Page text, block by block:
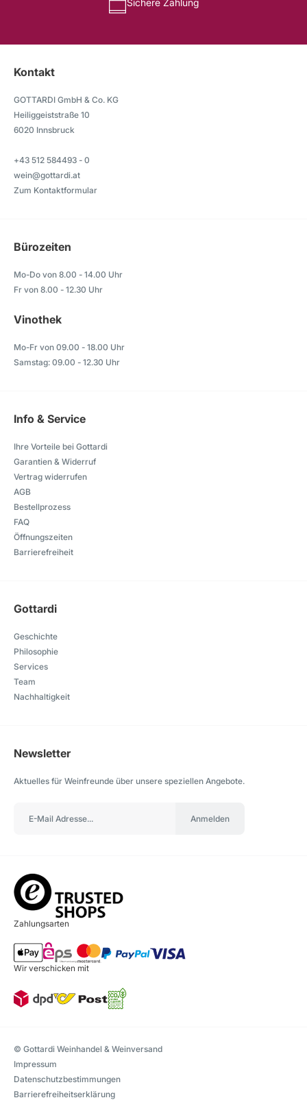
Kontakt
GOTTARDI GmbH & Co. KG
Heiliggeiststraße 10
6020 Innsbruck
+43 512 584493 - 0
wein@gottardi.at
Zum Kontaktformular
Bürozeiten
Mo-Do von 8.00 - 14.00 Uhr
Fr von 8.00 - 12.30 Uhr
Vinothek
Mo-Fr von 09.00 - 18.00 Uhr
Samstag: 09.00 - 12.30 Uhr
Info & Service
Ihre Vorteile bei Gottardi
Garantien & Widerruf
Vertrag widerrufen
AGB
Bestellprozess
FAQ
Öffnungszeiten
Barrierefreiheit
Gottardi
Geschichte
Philosophie
Services
Team
Nachhaltigkeit
Newsletter
Aktuelles für Weinfreunde über unsere speziellen Angebote.
Anmelden
Zahlungsarten
Wir verschicken mit
© Gottardi Weinhandel & Weinversand
Impressum
Datenschutzbestimmungen
Barrierefreiheitserklärung